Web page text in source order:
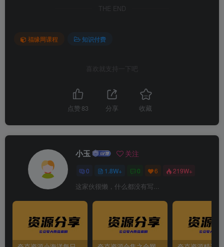
THE END
福缘网课程 知识付费
喜欢就支持一下吧
点赞 83 分享 收藏
小玉 关注
0 1.8W+ 0 6 219W+
这家伙很懒，什么都没有写...